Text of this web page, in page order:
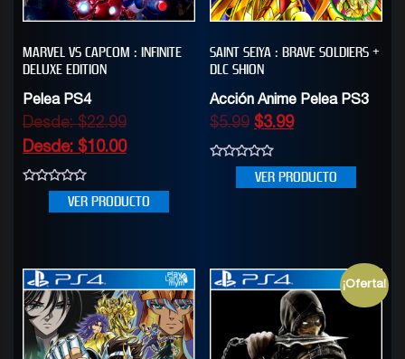
MARVEL VS CAPCOM : INFINITE
DELUXE EDITION
Pelea PS4
Desde:$22.99
Desde: $10.00
VER PRODUCTO
SAINT SEIYA : BRAVE SOLDIERS +
DLC SHION
Acción Anime Pelea PS3
$5.99 $3.99
VER PRODUCTO
¡Oferta!